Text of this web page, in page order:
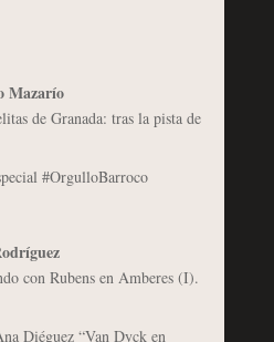
Mazarío
de Granada: tras la pista de
#OrgulloBarroco
con Rubens en Amberes (I).
Diéguez “Van Dyck en